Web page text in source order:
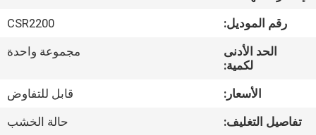
جولة
المعمل
رقم الموديل:
CSR2200
الحد الأدنى
لكمية:
مجموعة واحدة
الأسعار:
قابل للتفاوض
تفاصيل التغليف:
حالة الخشب